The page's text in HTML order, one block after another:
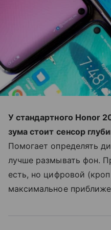
У стандартного Honor
зума стоит сенсор
Помогает определять
лучше размывать фон.
есть, но цифровой
максимальное